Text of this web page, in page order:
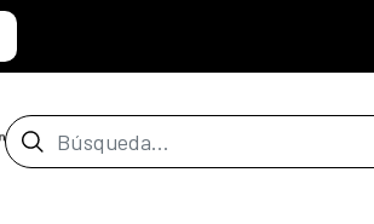
Barra de búsqueda